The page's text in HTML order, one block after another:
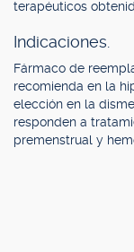
terapéuticos
Indicaciones.
Fármaco de
recomienda en la
elección en la
responden a
premenstrual y